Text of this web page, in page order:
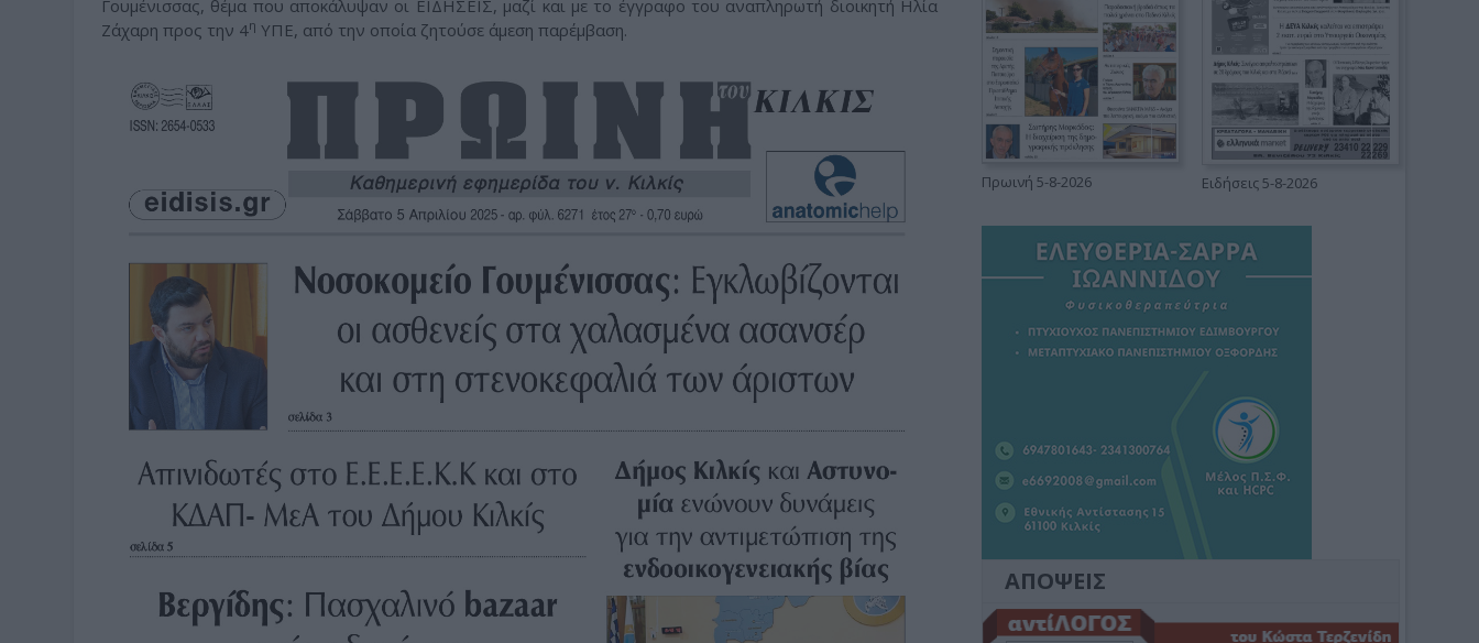
Γουμένισσας, θέμα που αποκάλυψαν οι ΕΙΔΗΣΕΙΣ, μαζί και με το έγγραφο του αναπληρωτή διοικητή Ηλία
Ζάχαρη προς την 4η ΥΠΕ, από την οποία ζητούσε άμεση παρέμβαση.
Πρωινή 5-8-2026 Ειδήσεις 5-8-2026
ΑΠΟΨΕΙΣ